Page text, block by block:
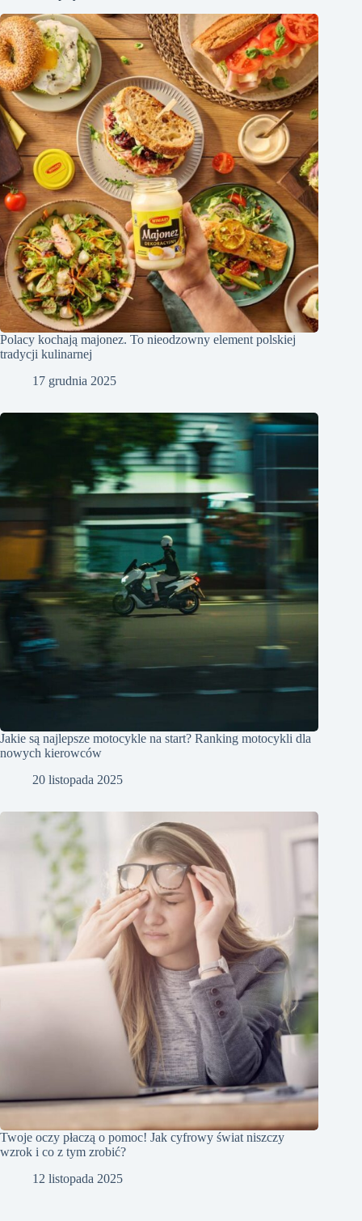
Polacy kochają majonez. To nieodzowny element polskiej
tradycji kulinarnej
17 grudnia 2025
Jakie są najlepsze motocykle na start? Ranking motocykli dla
nowych kierowców
20 listopada 2025
Twoje oczy płaczą o pomoc! Jak cyfrowy świat niszczy
wzrok i co z tym zrobić?
12 listopada 2025